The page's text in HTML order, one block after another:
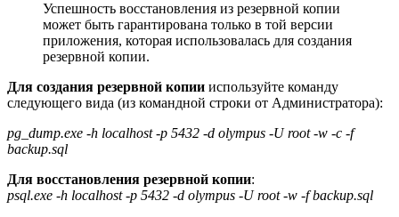
Успешность восстановления из резервной копии
может быть гарантирована только в той версии
приложения, которая использовалась для создания
резервной копии.
Для создания резервной копии используйте команду
следующего вида (из командной строки от Администратора):
pg_dump.exe -h localhost -p 5432 -d olympus -U root -w -c -f
backup.sql
Для восстановления резервной копии:
psql.exe -h localhost -p 5432 -d olympus -U root -w -f backup.sql